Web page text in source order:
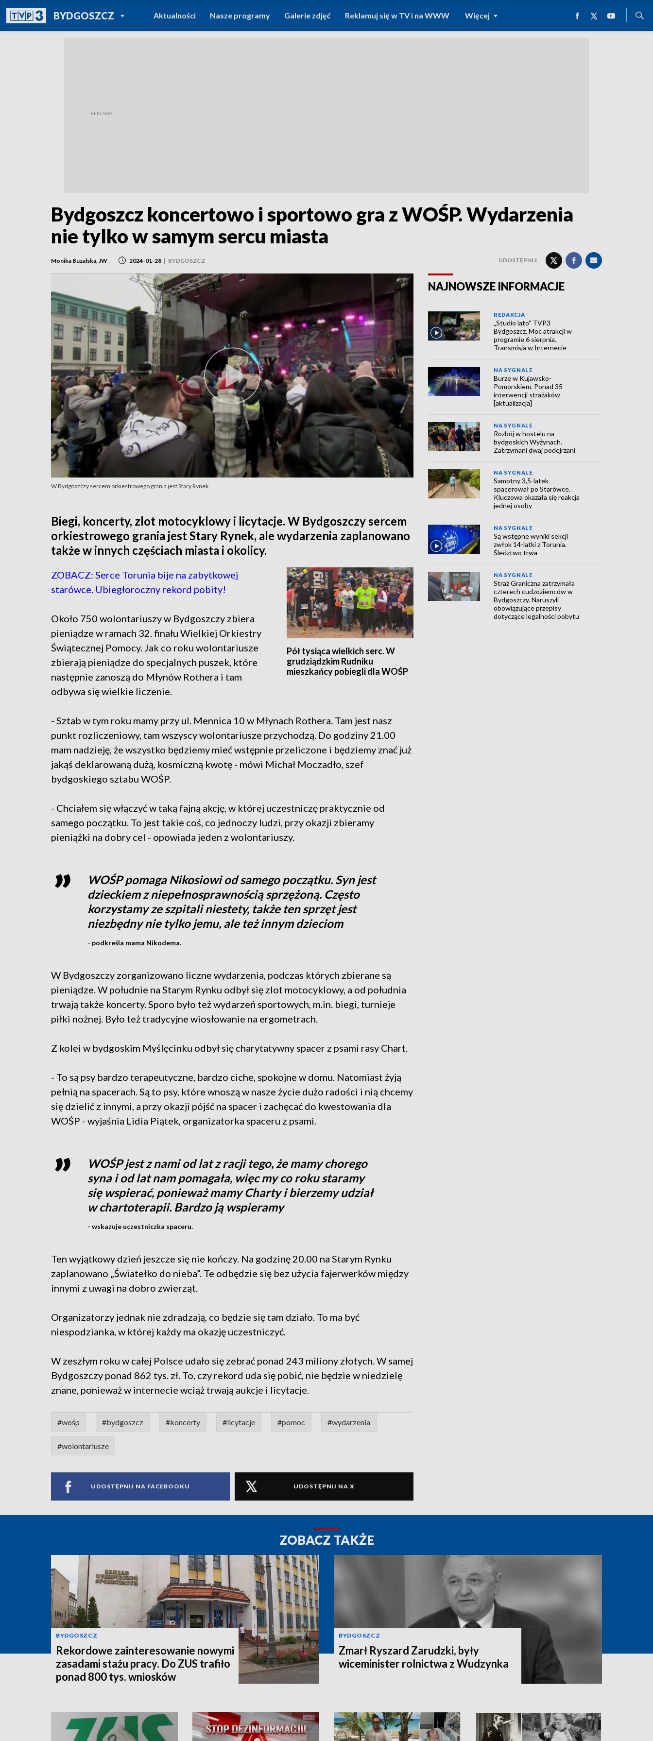
BYDGOSZCZPOWRÓT DO
TVP REGIONY
Aktualności Nasze programy Galerie zdjęć Reklamuj się w TV i na WWW Więcej
Bydgoszcz koncertowo i sportowo gra z WOŚP. Wydarzenia
nie tylko w samym sercu miasta
Monika Buzalska, JW 2024-01-28 | BYDGOSZCZ UDOSTĘPNIJ:
W Bydgoszczy sercem orkiestrowego grania jest Stary Rynek.
Biegi, koncerty, zlot motocyklowy i licytacje. W Bydgoszczy sercem
orkiestrowego grania jest Stary Rynek, ale wydarzenia zaplanowano
także w innych częściach miasta i okolicy.
Pół tysiąca wielkich serc. W
grudziądzkim Rudniku
mieszkańcy pobiegli dla WOŚP
ZOBACZ: Serce Torunia bije na zabytkowej
starówce. Ubiegłoroczny rekord pobity!
Około 750 wolontariuszy w Bydgoszczy zbiera
pieniądze w ramach 32. finału Wielkiej Orkiestry
Świątecznej Pomocy. Jak co roku wolontariusze
zbierają pieniądze do specjalnych puszek, które
następnie zanoszą do Młynów Rothera i tam
odbywa się wielkie liczenie.
- Sztab w tym roku mamy przy ul. Mennica 10 w Młynach Rothera. Tam jest nasz
punkt rozliczeniowy, tam wszyscy wolontariusze przychodzą. Do godziny 21.00
mam nadzieję, że wszystko będziemy mieć wstępnie przeliczone i będziemy znać już
jakąś deklarowaną dużą, kosmiczną kwotę - mówi Michał Moczadło, szef
bydgoskiego sztabu WOŚP.
- Chciałem się włączyć w taką fajną akcję, w której uczestniczę praktycznie od
samego początku. To jest takie coś, co jednoczy ludzi, przy okazji zbieramy
pieniążki na dobry cel - opowiada jeden z wolontariuszy.
WOŚP pomaga Nikosiowi od samego początku. Syn jest
dzieckiem z niepełnosprawnością sprzężoną. Często
korzystamy ze szpitali niestety, także ten sprzęt jest
niezbędny nie tylko jemu, ale też innym dzieciom
- podkreśla mama Nikodema.
W Bydgoszczy zorganizowano liczne wydarzenia, podczas których zbierane są
pieniądze. W południe na Starym Rynku odbył się zlot motocyklowy, a od południa
trwają także koncerty. Sporo było też wydarzeń sportowych, m.in. biegi, turnieje
piłki nożnej. Było też tradycyjne wiosłowanie na ergometrach.
Z kolei w bydgoskim Myślęcinku odbył się charytatywny spacer z psami rasy Chart.
- To są psy bardzo terapeutyczne, bardzo ciche, spokojne w domu. Natomiast żyją
pełnią na spacerach. Są to psy, które wnoszą w nasze życie dużo radości i nią chcemy
się dzielić z innymi, a przy okazji pójść na spacer i zachęcać do kwestowania dla
WOŚP - wyjaśnia Lidia Piątek, organizatorka spaceru z psami.
WOŚP jest z nami od lat z racji tego, że mamy chorego
syna i od lat nam pomagała, więc my co roku staramy
się wspierać, ponieważ mamy Charty i bierzemy udział
w chartoterapii. Bardzo ją wspieramy
- wskazuje uczestniczka spaceru.
Ten wyjątkowy dzień jeszcze się nie kończy. Na godzinę 20.00 na Starym Rynku
zaplanowano „Światełko do nieba”. Te odbędzie się bez użycia fajerwerków między
innymi z uwagi na dobro zwierząt.
Organizatorzy jednak nie zdradzają, co będzie się tam działo. To ma być
niespodzianka, w której każdy ma okazję uczestniczyć.
W zeszłym roku w całej Polsce udało się zebrać ponad 243 miliony złotych. W samej
Bydgoszczy ponad 862 tys. zł. To, czy rekord uda się pobić, nie będzie w niedzielę
znane, ponieważ w internecie wciąż trwają aukcje i licytacje.
#wośp #bydgoszcz #koncerty #licytacje #pomoc #wydarzenia
#wolontariusze
UDOSTĘPNIJ NA FACEBOOKU UDOSTĘPNIJ NA X
NAJNOWSZE INFORMACJE
REDAKCJA
„Studio lato" TVP3
Bydgoszcz. Moc atrakcji w
programie 6 sierpnia.
Transmisja w Internecie
NA SYGNALE
Burze w Kujawsko-
Pomorskiem. Ponad 35
interwencji strażaków
[aktualizacja]
NA SYGNALE
Rozbój w hostelu na
bydgoskich Wyżynach.
Zatrzymani dwaj podejrzani
NA SYGNALE
Samotny 3,5-latek
spacerował po Starówce.
Kluczowa okazała się reakcja
jednej osoby
NA SYGNALE
Są wstępne wyniki sekcji
zwłok 14-latki z Torunia.
Śledztwo trwa
NA SYGNALE
Straż Graniczna zatrzymała
czterech cudzoziemców w
Bydgoszczy. Naruszyli
obowiązujące przepisy
dotyczące legalności pobytu
ZOBACZ TAKŻE
BYDGOSZCZ
Rekordowe zainteresowanie nowymi
zasadami stażu pracy. Do ZUS trafiło
ponad 800 tys. wniosków
BYDGOSZCZ
Zmarł Ryszard Zarudzki, były
wiceminister rolnictwa z Wudzynka